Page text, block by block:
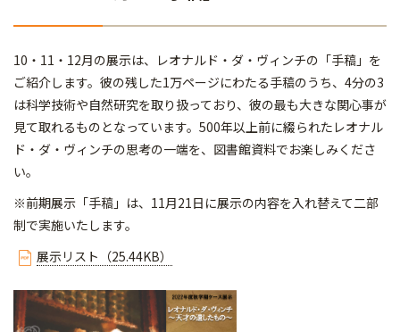
10・11・12月の展示は、レオナルド・ダ・ヴィンチの「手稿」を
ご紹介します。彼の残した1万ページにわたる手稿のうち、4分の3
は科学技術や自然研究を取り扱っており、彼の最も大きな関心事が
見て取れるものとなっています。500年以上前に綴られたレオナル
ド・ダ・ヴィンチの思考の一端を、図書館資料でお楽しみくださ
い。
※前期展示「手稿」は、11月21日に展示の内容を入れ替えて二部
制で実施いたします。
展示リスト（25.44KB）